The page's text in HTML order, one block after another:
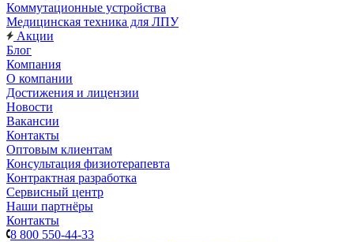
Коммутационные устройства
Медицинская техника для ЛПУ
Акции
Блог
Компания
О компании
Достижения и лицензии
Новости
Вакансии
Контакты
Оптовым клиентам
Консультация физиотерапевта
Контрактная разработка
Сервисный центр
Наши партнёры
Контакты
8 800 550-44-33